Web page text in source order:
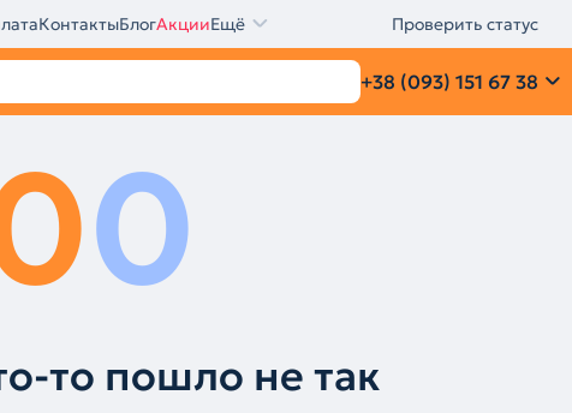
КонтактыБлогАкцииЕщё Проверить статус
+38 (093) 151 67 38
0
то пошло не так